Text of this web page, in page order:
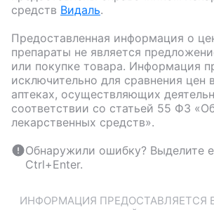
средств Видаль.
Предоставленная информация о
препараты не является
или покупке товара. Информация
исключительно для сравнения цен
аптеках, осуществляющих
соответствии со статьей 55 ФЗ
лекарственных средств».
Обнаружили ошибку? Выделите
Ctrl+Enter.
ИНФОРМАЦИЯ ПРЕДОСТАВЛЯЕТСЯ